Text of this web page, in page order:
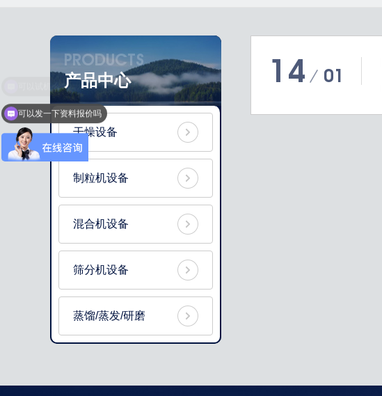
PRODUCTS
产品中心
干燥设备
制粒机设备
混合机设备
筛分机设备
蒸馏/蒸发/研磨
14 01
可以发一下资料报价吗